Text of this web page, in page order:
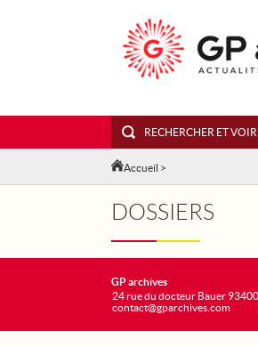
RECHERCHER ET VOIR
Accueil >
DOSSIERS
GP archives
24 rue du docteur Bauer
contact@gparchives.com